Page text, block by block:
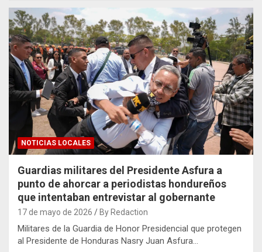
NOTICIAS LOCALES
Guardias militares del Presidente Asfura a
punto de ahorcar a periodistas hondureños
que intentaban entrevistar al gobernante
17 de mayo de 2026 By Redaction
Militares de la Guardia de Honor Presidencial que protegen
al Presidente de Honduras Nasry Juan Asfura…